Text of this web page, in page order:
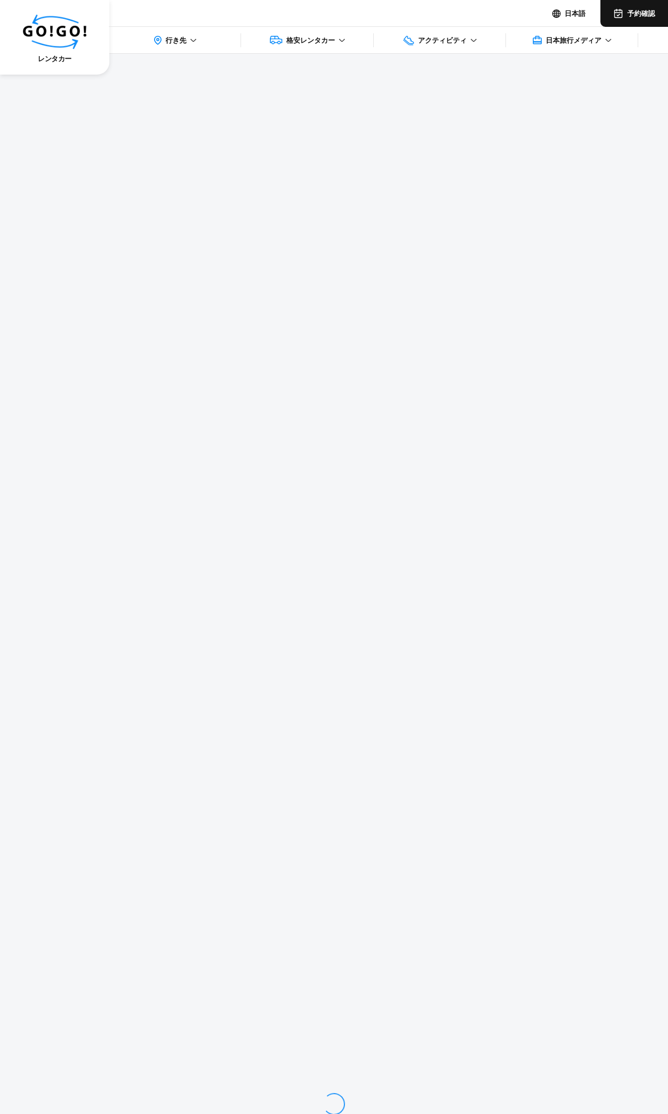
レンタカー
行き先 格安レンタカー アクティビティ 日本旅行メディア
日本語 予約確認